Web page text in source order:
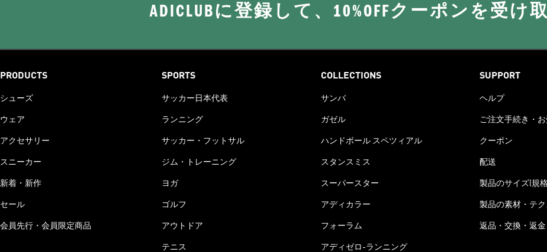
ADICLUBに登録して、10%OFFクーポンを受け
PRODUCTS
シューズ
ウェア
アクセサリー
スニーカー
新着・新作
セール
会員先行・会員限定商品
SPORTS
サッカー日本代表
ランニング
サッカー・フットサル
ジム・トレーニング
ヨガ
ゴルフ
アウトドア
テニス
COLLECTIONS
サンバ
ガゼル
ハンドボール スペツィアル
スタンスミス
スーパースター
アディカラー
フォーラム
アディゼロ-ランニング
SUPPORT
ヘルプ
ご注文手続き・
クーポン
配送
製品のサイズ(規
製品の素材・テ
返品・交換・返金